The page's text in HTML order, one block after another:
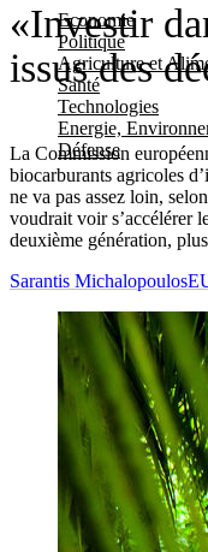
Economie
Politique
Agriculture et
Santé
Technologies
Energie,
Défense
«Investir
issus des
La Commission
biocarburants agricoles
ne va pas assez loin,
voudrait voir s’accélérer
deuxième génération,
Sarantis Michalopoulos